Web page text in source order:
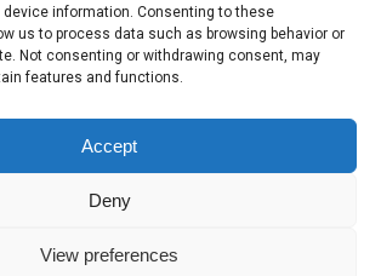
information. Consenting to these
us to process data such as browsing behavior or
Not consenting or withdrawing consent, may
features and functions.
Accept
Deny
View preferences